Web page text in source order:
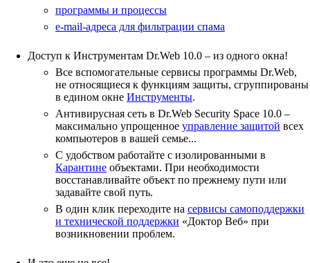
программы и процессы
e-mail-адреса для фильтрации спама
Доступ к Инструментам Dr.Web 10.0 – из одного окна!
Все вспомогательные сервисы программы Dr.Web,
не относящиеся к функциям защиты, сгруппированы
в едином окне Инструменты.
Антивирусная сеть в Dr.Web Security Space 10.0 –
максимально упрощенное управление защитой всех
компьютеров в вашей семье...
С удобством работайте с изолированными в
Карантине объектами. При необходимости
восстанавливайте объект по прежнему пути или
задавайте свой путь.
В один клик переходите на сервисы самоподдержки
и технической поддержки «Доктор Веб» при
возникновении проблем.